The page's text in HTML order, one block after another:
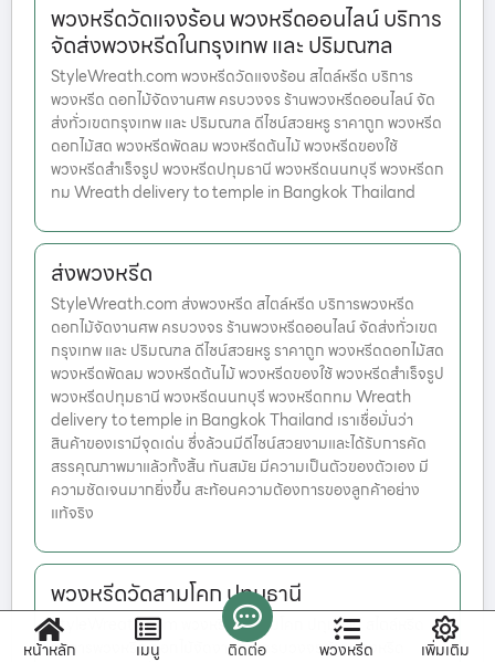
พวงหรีดวัดแจงร้อน พวงหรีดออนไลน์ บริการ
จัดส่งพวงหรีดในกรุงเทพ และ ปริมณฑล
StyleWreath.com พวงหรีดวัดแจงร้อน สไตล์หรีด บริการ
พวงหรีด ดอกไม้จัดงานศพ ครบวงจร ร้านพวงหรีดออนไลน์ จัด
ส่งทั่วเขตกรุงเทพ และ ปริมณฑล ดีไซน์สวยหรู ราคาถูก พวงหรีด
ดอกไม้สด พวงหรีดพัดลม พวงหรีดต้นไม้ พวงหรีดของใช้
พวงหรีดสำเร็จรูป พวงหรีดปทุมธานี พวงหรีดนนทบุรี พวงหรีดก
ทม Wreath delivery to temple in Bangkok Thailand
ส่งพวงหรีด
StyleWreath.com ส่งพวงหรีด สไตล์หรีด บริการพวงหรีด
ดอกไม้จัดงานศพ ครบวงจร ร้านพวงหรีดออนไลน์ จัดส่งทั่วเขต
กรุงเทพ และ ปริมณฑล ดีไซน์สวยหรู ราคาถูก พวงหรีดดอกไม้สด
พวงหรีดพัดลม พวงหรีดต้นไม้ พวงหรีดของใช้ พวงหรีดสำเร็จรูป
พวงหรีดปทุมธานี พวงหรีดนนทบุรี พวงหรีดกทม Wreath
delivery to temple in Bangkok Thailand เราเชื่อมั่นว่า
สินค้าของเรามีจุดเด่น ซึ่งล้วนมีดีไซน์สวยงามและได้รับการคัด
สรรคุณภาพมาแล้วทั้งสิ้น ทันสมัย มีความเป็นตัวของตัวเอง มี
ความชัดเจนมากยิ่งขึ้น สะท้อนความต้องการของลูกค้าอย่าง
แท้จริง
พวงหรีดวัดสามโคก ปทุมธานี
StyleWreath.com พวงหรีดวัดสามโคก ปทุมธานี สไตล์หรีด
บริการพวงหรีด ดอกไม้จัดงานศพ ครบวงจร ร้านพวงหรีด
หน้าหลัก เมนู ติดต่อ พวงหรีด เพิ่มเติม